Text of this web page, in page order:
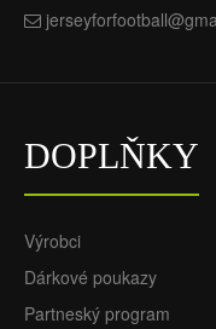
DOPLŇKY
Výrobci
Dárkové poukazy
Partneský program